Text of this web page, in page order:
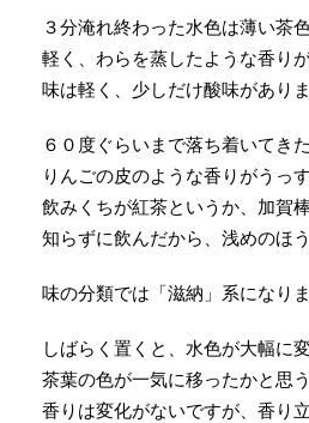
３分淹れ終わった水色は薄い茶色
軽く、わらを蒸したような香りが
味は軽く、少しだけ酸味がありま
６０度ぐらいまで落ち着いてき
りんごの皮のような香りがうっ
飲みくちが紅茶というか、加賀
知らずに飲んだから、浅めのほ
味の分類では「滋納」系になりま
しばらく置くと、水色が大幅に
茶葉の色が一気に移ったかと思
香りは変化がないですが、香り